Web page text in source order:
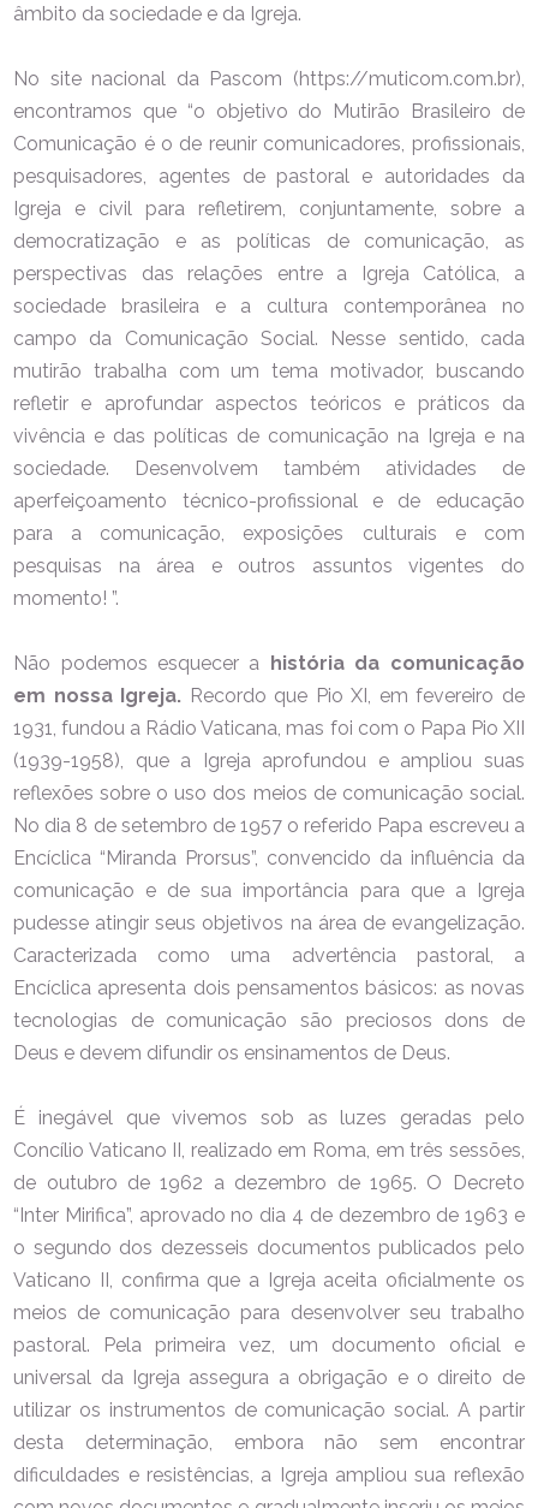
âmbito da sociedade e da Igreja.
No site nacional da Pascom (https://muticom.com.br),
encontramos que “o objetivo do Mutirão Brasileiro de
Comunicação é o de reunir comunicadores, profissionais,
pesquisadores, agentes de pastoral e autoridades da
Igreja e civil para refletirem, conjuntamente, sobre a
democratização e as políticas de comunicação, as
perspectivas das relações entre a Igreja Católica, a
sociedade brasileira e a cultura contemporânea no
campo da Comunicação Social. Nesse sentido, cada
mutirão trabalha com um tema motivador, buscando
refletir e aprofundar aspectos teóricos e práticos da
vivência e das políticas de comunicação na Igreja e na
sociedade. Desenvolvem também atividades de
aperfeiçoamento técnico-profissional e de educação
para a comunicação, exposições culturais e com
pesquisas na área e outros assuntos vigentes do
momento! ”.
Não podemos esquecer a história da comunicação
em nossa Igreja. Recordo que Pio XI, em fevereiro de
1931, fundou a Rádio Vaticana, mas foi com o Papa Pio XII
(1939-1958), que a Igreja aprofundou e ampliou suas
reflexões sobre o uso dos meios de comunicação social.
No dia 8 de setembro de 1957 o referido Papa escreveu a
Encíclica “Miranda Prorsus”, convencido da influência da
comunicação e de sua importância para que a Igreja
pudesse atingir seus objetivos na área de evangelização.
Caracterizada como uma advertência pastoral, a
Encíclica apresenta dois pensamentos básicos: as novas
tecnologias de comunicação são preciosos dons de
Deus e devem difundir os ensinamentos de Deus.
É inegável que vivemos sob as luzes geradas pelo
Concílio Vaticano II, realizado em Roma, em três sessões,
de outubro de 1962 a dezembro de 1965. O Decreto
“Inter Mirifica”, aprovado no dia 4 de dezembro de 1963 e
o segundo dos dezesseis documentos publicados pelo
Vaticano II, confirma que a Igreja aceita oficialmente os
meios de comunicação para desenvolver seu trabalho
pastoral. Pela primeira vez, um documento oficial e
universal da Igreja assegura a obrigação e o direito de
utilizar os instrumentos de comunicação social. A partir
desta determinação, embora não sem encontrar
dificuldades e resistências, a Igreja ampliou sua reflexão